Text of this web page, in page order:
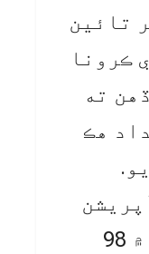
تائين
418 شهري ڪرونا
ته
هڪ
ٿي ويو.
سينٽر مطابق پنجاب ۾ 98